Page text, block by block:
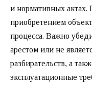
и нормативных актах.
приобретением
процесса. Важно
арестом или не
разбирательств, а
эксплуатационные